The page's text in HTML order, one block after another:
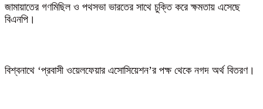
জামায়াতের গণমিছিল ও পথসভা ভারতের সাথে চুক্তি করে ক্ষমতায় এসেছে
বিএনপি।
বিশ্বনাথে ‘প্রবাসী ওয়েলফেয়ার এসোসিয়েশন’র পক্ষ থেকে নগদ অর্থ বিতরণ।